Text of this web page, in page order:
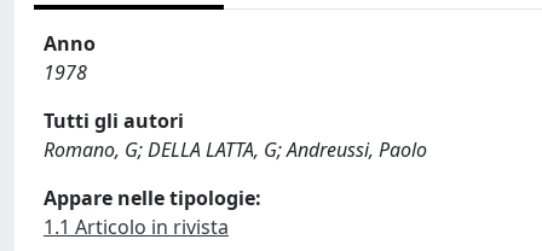
Anno
1978
Tutti gli autori
Romano, G; DELLA LATTA, G; Andreussi, Paolo
Appare nelle tipologie:
1.1 Articolo in rivista